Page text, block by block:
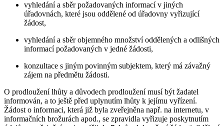
vyhledání a sběr požadovaných informací v jiných
úřadovnách, které jsou oddělené od úřadovny vyřizující
žádost,
vyhledání a sběr objemného množství oddělených a odlišných
informací požadovaných v jedné žádosti,
konzultace s jiným povinným subjektem, který má závažný
zájem na předmětu žádosti.
O prodloužení lhůty a důvodech prodloužení musí být žadatel
informován, a to ještě před uplynutím lhůty k jejímu vyřízení.
Žádost o informaci, která již byla zveřejněna např. na internetu, v
informačních brožurách apod., se zpravidla vyřizuje poskytnutím